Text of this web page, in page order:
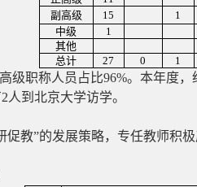
副高级
15
1
中级
1
其他
总计
27 0 1
级职称人员占比96%。本年度，
2人到北京大学访学。
促教”的发展策略，专任教师积